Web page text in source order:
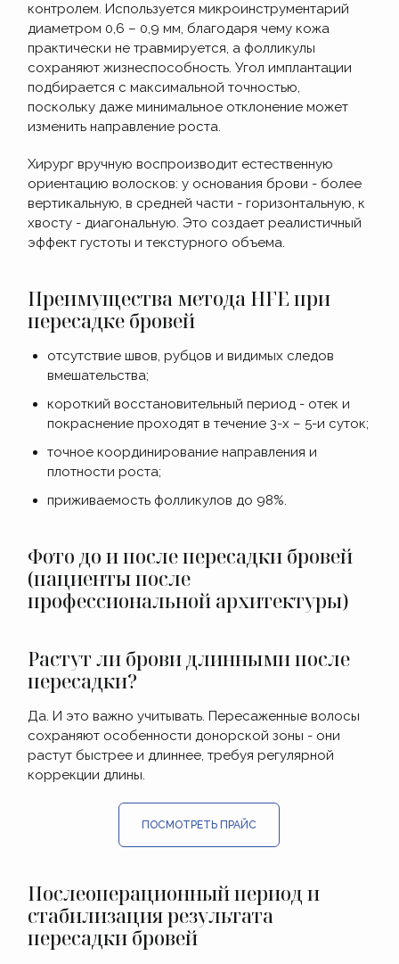
контролем. Используется микроинструментарий
диаметром 0,6 – 0,9 мм, благодаря чему кожа
практически не травмируется, а фолликулы
сохраняют жизнеспособность. Угол имплантации
подбирается с максимальной точностью,
поскольку даже минимальное отклонение может
изменить направление роста.
Хирург вручную воспроизводит естественную
ориентацию волосков: у основания брови - более
вертикальную, в средней части - горизонтальную, к
хвосту - диагональную. Это создает реалистичный
эффект густоты и текстурного объема.
Преимущества метода HFE при
пересадке бровей
отсутствие швов, рубцов и видимых следов
вмешательства;
короткий восстановительный период - отек и
покраснение проходят в течение 3-х – 5-и суток;
точное координирование направления и
плотности роста;
приживаемость фолликулов до 98%.
Фото до и после пересадки бровей
(пациенты после
профессиональной архитектуры)
Растут ли брови длинными после
пересадки?
Да. И это важно учитывать. Пересаженные волосы
сохраняют особенности донорской зоны - они
растут быстрее и длиннее, требуя регулярной
коррекции длины.
ПОСМОТРЕТЬ ПРАЙС
Послеоперационный период и
стабилизация результата
пересадки бровей